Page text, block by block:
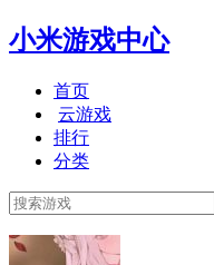
小米游戏中心
首页
云游戏
排行
分类